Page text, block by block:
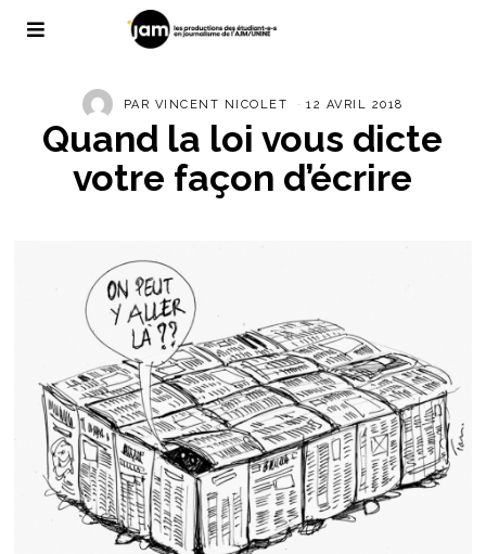
PAR VINCENT NICOLET 12 AVRIL 2018
Quand la loi vous dicte
votre façon d’écrire